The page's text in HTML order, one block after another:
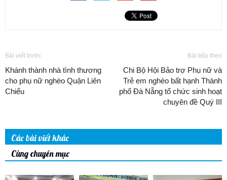
Bài viết trước
Khánh thành nhà tình thương
cho phụ nữ nghèo Quận Liên
Chiểu
Bài tiếp theo
Chi Bộ Hội Bảo trợ Phụ nữ và
Trẻ em nghèo bất hạnh Thành
phố Đà Nẵng tổ chức sinh hoạt
chuyên đề Quý III
Các bài viết khác
Cùng chuyên mục